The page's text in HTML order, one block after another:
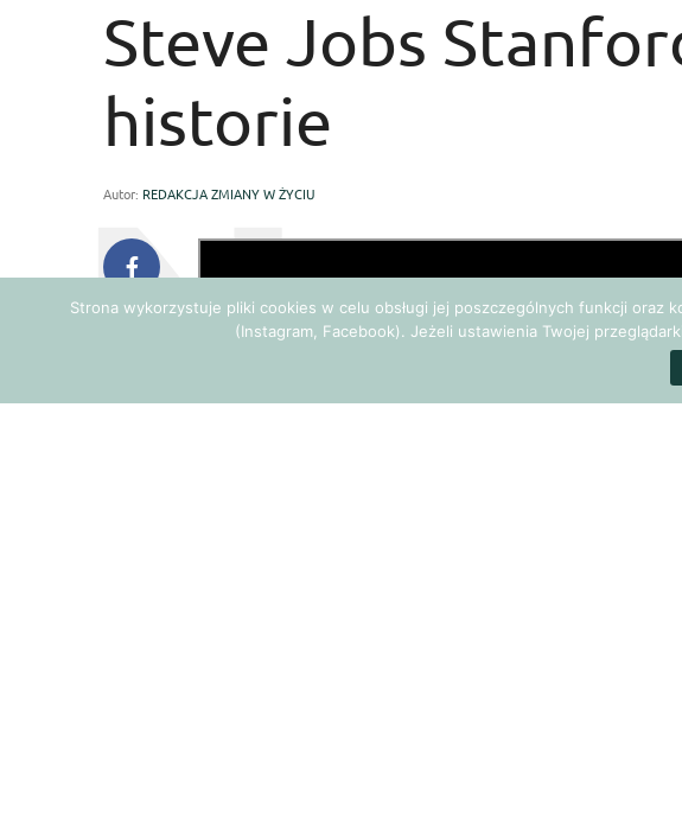
Steve Jobs
historie
Autor: REDAKCJA ZMIANY W ŻYCIU
Strona wykorzystuje pliki cookies w celu obsługi jej poszczególnych funkcji oraz
(Instagram, Facebook). Jeżeli ustawienia Twojej